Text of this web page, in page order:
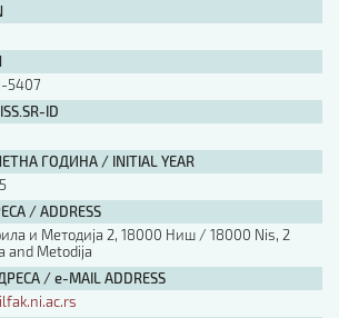
5407
ID
ГОДИНА / INITIAL YEAR
/ ADDRESS
и Методија 2, 18000 Ниш / 18000 Nis, 2
and Metodija
/ e-MAIL ADDRESS